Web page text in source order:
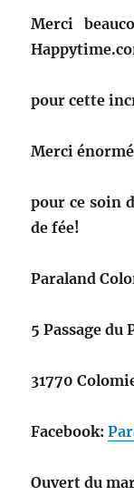
Merci
pour cette
Merci
pour ce soin
de fée!
Paraland
5 Passage du
31770
Facebook:
Ouvert du